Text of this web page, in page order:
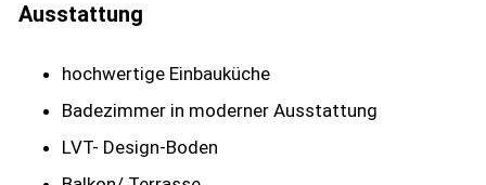
Ausstattung
hochwertige Einbauküche
Badezimmer in moderner Ausstattung
LVT- Design-Boden